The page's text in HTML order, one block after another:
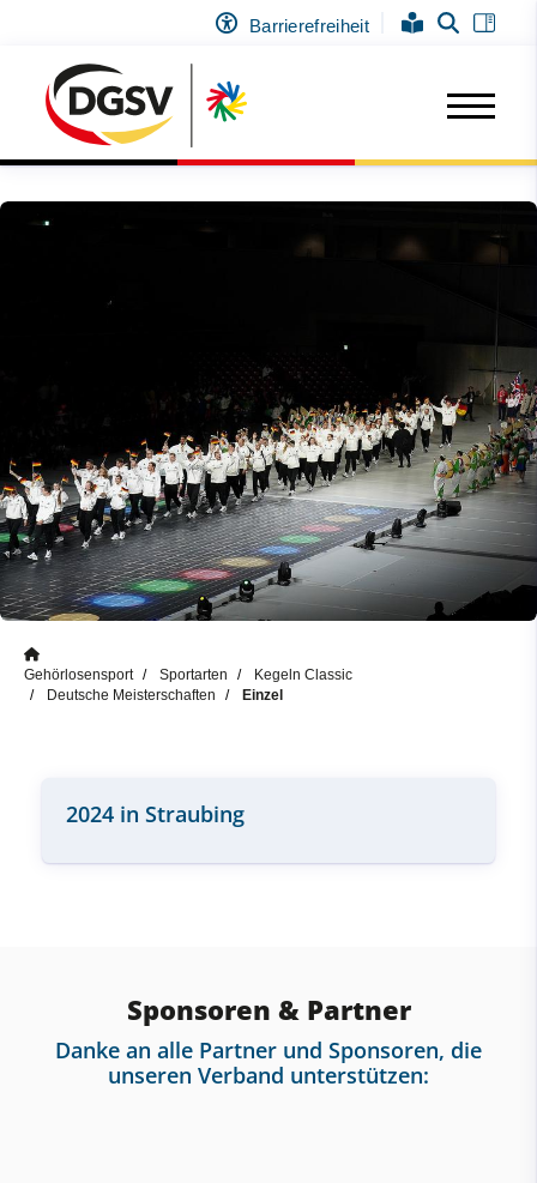
Barrierefreiheit
Gehörlosensport Sportarten
Kegeln Classic
Deutsche Meisterschaften
Einzel
2024 in Straubing
Sponsoren & Partner
Danke an alle Partner und Sponsoren, die
unseren Verband unterstützen: